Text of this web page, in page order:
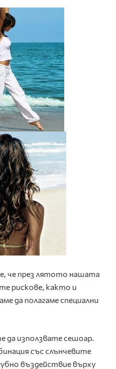
че през лятото нашата
рискове, както и
да полагаме специални
да използвате сешоар.
със слънчевите
въздействие върху